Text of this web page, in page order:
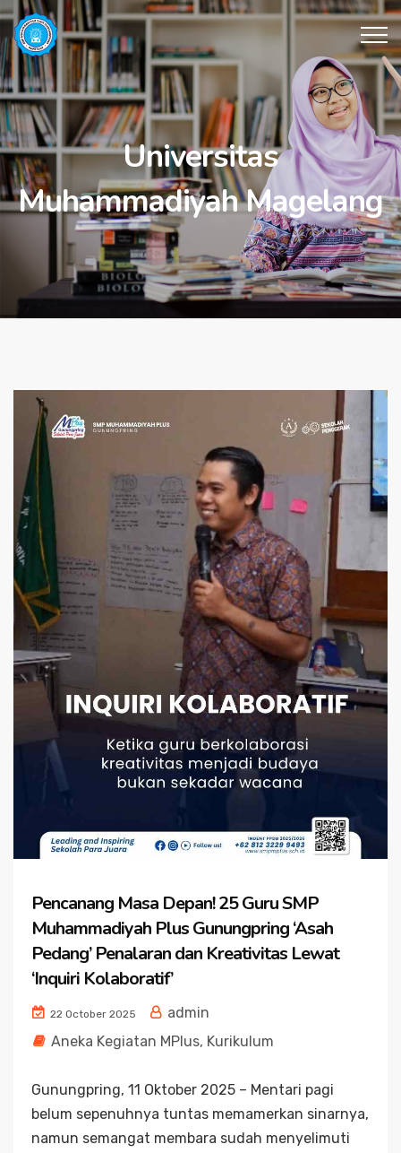
Universitas
Muhammadiyah Magelang
Pencanang Masa Depan! 25 Guru SMP
Muhammadiyah Plus Gunungpring ‘Asah
Pedang’ Penalaran dan Kreativitas Lewat
‘Inquiri Kolaboratif’
22 October 2025
admin
Aneka Kegiatan MPlus, Kurikulum
Gunungpring, 11 Oktober 2025 – Mentari pagi
belum sepenuhnya tuntas memamerkan sinarnya,
namun semangat membara sudah menyelimuti